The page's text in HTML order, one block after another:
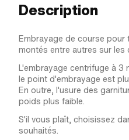
Description
Embrayage de course
montés entre autres sur les
L'embrayage centrifuge à 3
le point d'embrayage est
En outre, l'usure des
poids plus faible.
S'il vous plaît, choisissez
souhaités.